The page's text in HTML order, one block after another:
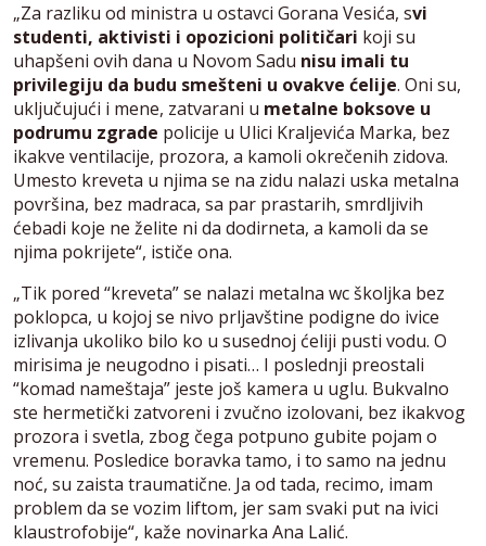
„Za razliku od ministra u ostavci Gorana Vesića, svi
studenti, aktivisti i opozicioni političari koji su
uhapšeni ovih dana u Novom Sadu nisu imali tu
privilegiju da budu smešteni u ovakve ćelije. Oni su,
uključujući i mene, zatvarani u metalne boksove u
podrumu zgrade policije u Ulici Kraljevića Marka, bez
ikakve ventilacije, prozora, a kamoli okrečenih zidova.
Umesto kreveta u njima se na zidu nalazi uska metalna
površina, bez madraca, sa par prastarih, smrdljivih
ćebadi koje ne želite ni da dodirneta, a kamoli da se
njima pokrijete“, ističe ona.
„Tik pored “kreveta” se nalazi metalna wc školjka bez
poklopca, u kojoj se nivo prljavštine podigne do ivice
izlivanja ukoliko bilo ko u susednoj ćeliji pusti vodu. O
mirisima je neugodno i pisati… I poslednji preostali
“komad nameštaja” jeste još kamera u uglu. Bukvalno
ste hermetički zatvoreni i zvučno izolovani, bez ikakvog
prozora i svetla, zbog čega potpuno gubite pojam o
vremenu. Posledice boravka tamo, i to samo na jednu
noć, su zaista traumatične. Ja od tada, recimo, imam
problem da se vozim liftom, jer sam svaki put na ivici
klaustrofobije“, kaže novinarka Ana Lalić.